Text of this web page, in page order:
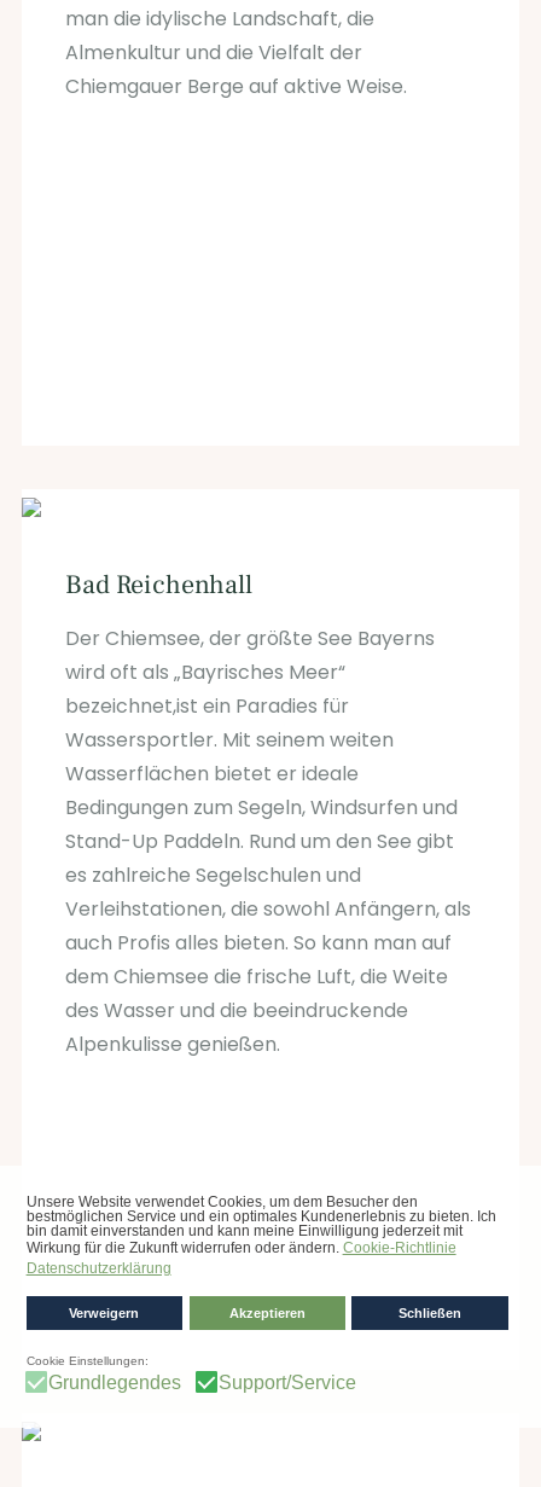
man die idylische Landschaft, die
Almenkultur und die Vielfalt der
Chiemgauer Berge auf aktive Weise.
Bad Reichenhall
Der Chiemsee, der größte See Bayerns
wird oft als „Bayrisches Meer“
bezeichnet,ist ein Paradies für
Wassersportler. Mit seinem weiten
Wasserflächen bietet er ideale
Bedingungen zum Segeln, Windsurfen und
Stand-Up Paddeln. Rund um den See gibt
es zahlreiche Segelschulen und
Verleihstationen, die sowohl Anfängern, als
auch Profis alles bieten. So kann man auf
dem Chiemsee die frische Luft, die Weite
des Wasser und die beeindruckende
Alpenkulisse genießen.